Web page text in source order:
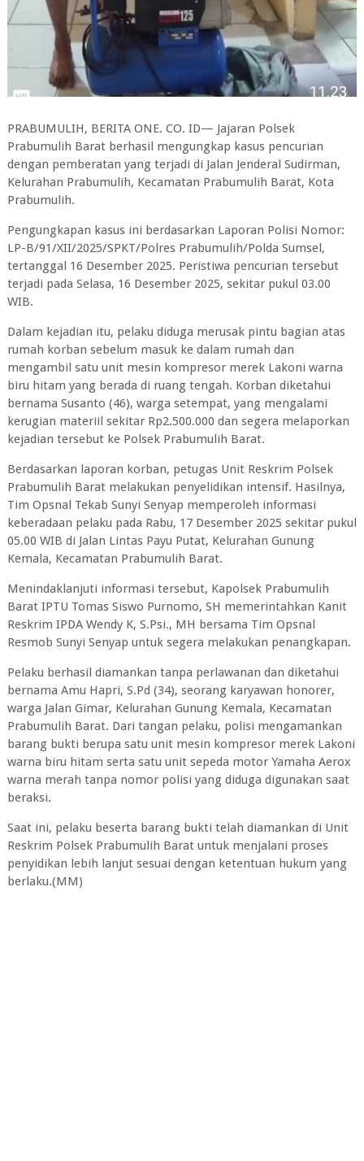
PRABUMULIH, BERITA ONE. CO. ID— Jajaran Polsek
Prabumulih Barat berhasil mengungkap kasus pencurian
dengan pemberatan yang terjadi di Jalan Jenderal Sudirman,
Kelurahan Prabumulih, Kecamatan Prabumulih Barat, Kota
Prabumulih.
Pengungkapan kasus ini berdasarkan Laporan Polisi Nomor:
LP-B/91/XII/2025/SPKT/Polres Prabumulih/Polda Sumsel,
tertanggal 16 Desember 2025. Peristiwa pencurian tersebut
terjadi pada Selasa, 16 Desember 2025, sekitar pukul 03.00
WIB.
Dalam kejadian itu, pelaku diduga merusak pintu bagian atas
rumah korban sebelum masuk ke dalam rumah dan
mengambil satu unit mesin kompresor merek Lakoni warna
biru hitam yang berada di ruang tengah. Korban diketahui
bernama Susanto (46), warga setempat, yang mengalami
kerugian materiil sekitar Rp2.500.000 dan segera melaporkan
kejadian tersebut ke Polsek Prabumulih Barat.
Berdasarkan laporan korban, petugas Unit Reskrim Polsek
Prabumulih Barat melakukan penyelidikan intensif. Hasilnya,
Tim Opsnal Tekab Sunyi Senyap memperoleh informasi
keberadaan pelaku pada Rabu, 17 Desember 2025 sekitar pukul
05.00 WIB di Jalan Lintas Payu Putat, Kelurahan Gunung
Kemala, Kecamatan Prabumulih Barat.
Menindaklanjuti informasi tersebut, Kapolsek Prabumulih
Barat IPTU Tomas Siswo Purnomo, SH memerintahkan Kanit
Reskrim IPDA Wendy K, S.Psi., MH bersama Tim Opsnal
Resmob Sunyi Senyap untuk segera melakukan penangkapan.
Pelaku berhasil diamankan tanpa perlawanan dan diketahui
bernama Amu Hapri, S.Pd (34), seorang karyawan honorer,
warga Jalan Gimar, Kelurahan Gunung Kemala, Kecamatan
Prabumulih Barat. Dari tangan pelaku, polisi mengamankan
barang bukti berupa satu unit mesin kompresor merek Lakoni
warna biru hitam serta satu unit sepeda motor Yamaha Aerox
warna merah tanpa nomor polisi yang diduga digunakan saat
beraksi.
Saat ini, pelaku beserta barang bukti telah diamankan di Unit
Reskrim Polsek Prabumulih Barat untuk menjalani proses
penyidikan lebih lanjut sesuai dengan ketentuan hukum yang
berlaku.(MM)